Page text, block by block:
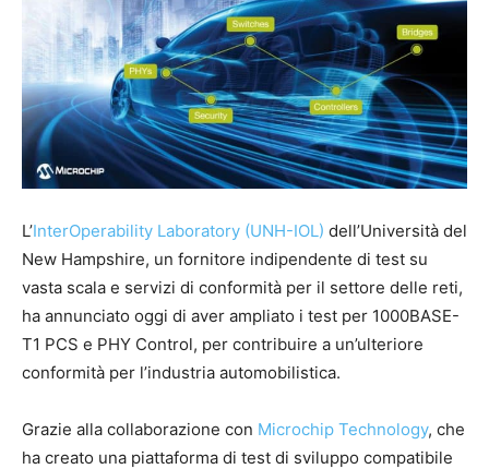
L’InterOperability Laboratory (UNH-IOL) dell’Università del
New Hampshire, un fornitore indipendente di test su
vasta scala e servizi di conformità per il settore delle reti,
ha annunciato oggi di aver ampliato i test per 1000BASE-
T1 PCS e PHY Control, per contribuire a un’ulteriore
conformità per l’industria automobilistica.
Grazie alla collaborazione con Microchip Technology, che
ha creato una piattaforma di test di sviluppo compatibile